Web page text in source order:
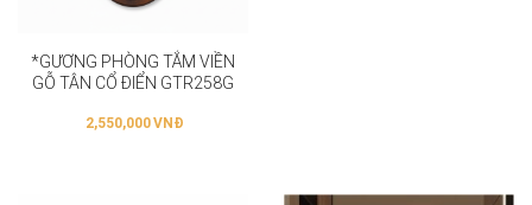
*GƯƠNG PHÒNG TẮM VIỀN
GỖ TÂN CỔ ĐIỂN GTR258G
2,550,000VNĐ